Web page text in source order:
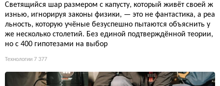
Светящийся шар размером с капусту, который живёт своей ж
изнью, игнорируя законы физики, — это не фантастика, а реа
льность, которую учёные безуспешно пытаются объяснить у
же несколько столетий. Без единой подтверждённой теории,
но с 400 гипотезами на выбор
Технологии 7 377